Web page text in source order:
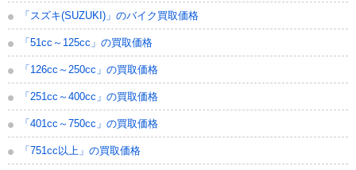
「スズキ(SUZUKI)」のバイク買取価格
「51cc～125cc」の買取価格
「126cc～250cc」の買取価格
「251cc～400cc」の買取価格
「401cc～750cc」の買取価格
「751cc以上」の買取価格